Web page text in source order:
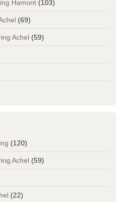
Hamont (103)
(69)
Achel (59)
(120)
Achel (59)
(22)